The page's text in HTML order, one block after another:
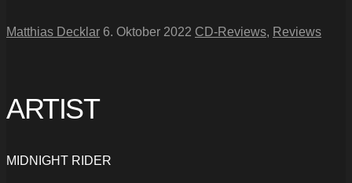
Matthias Decklar 6. Oktober 2022 CD-Reviews, Reviews
ARTIST
MIDNIGHT RIDER